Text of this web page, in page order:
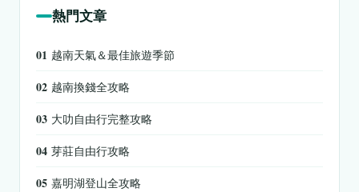
熱門文章
01 越南天氣＆最佳旅遊季節
02 越南換錢全攻略
03 大叻自由行完整攻略
04 芽莊自由行攻略
05 嘉明湖登山全攻略